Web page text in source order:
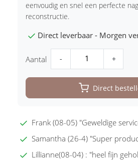
eenvoudig en snel een perfecte
reconstructie.
Direct leverbaar - Morgen
Aantal - +
Direct
Frank (08-05) "Geweldige
Samantha (26-4) "Super
Lillianne(08-04) : "heel fijn